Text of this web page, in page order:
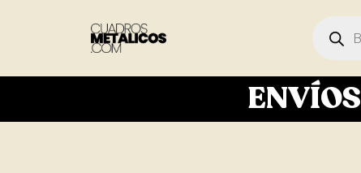
ENVÍOS